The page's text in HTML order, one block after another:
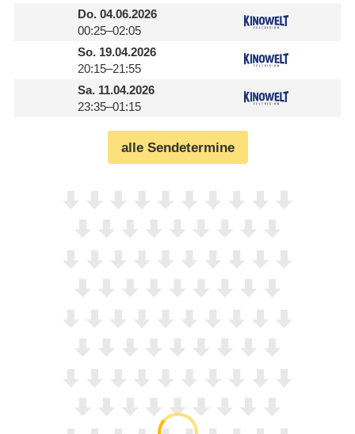
Do.04.06.2026
00:25–02:05
So.19.04.2026
20:15–21:55
Sa.11.04.2026
23:35–01:15
alle Sendetermine